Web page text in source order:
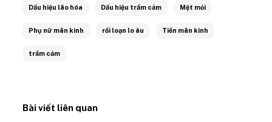
Dấu hiệu lão hóa Dấu hiệu trầm cảm Mệt mỏi
Phụ nữ mãn kinh rối loạn lo âu Tiền mãn kinh
trầm cảm
Bài viết liên quan